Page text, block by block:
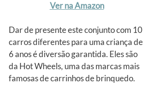
Ver na Amazon
Dar de presente este conjunto com 10
carros diferentes para uma criança de
6 anos é diversão garantida. Eles são
da Hot Wheels, uma das marcas mais
famosas de carrinhos de brinquedo.